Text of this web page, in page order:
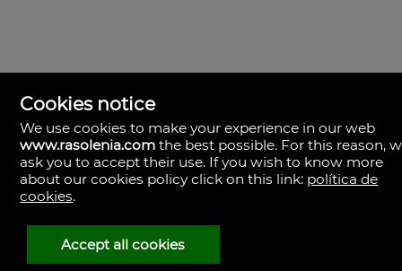
Rasolenia Inmobiliaria
15003 Coruña (A), la Coruña
Spagna
Cookies notice
We use cookies to make your experience in our web
www.rasolenia.com the best possible. For this reason,
ask you to accept their use. If you wish to know more
about our cookies policy click on this link: política de
cookies.
Accept all cookies